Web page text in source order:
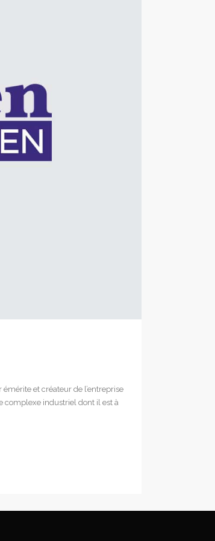
et créateur de l’entreprise
complexe industriel dont il est à